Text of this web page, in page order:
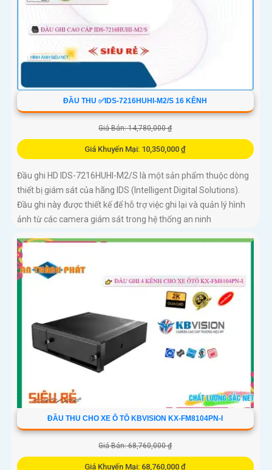
ĐẦU THU ✅IDS-7216HUHI-M2/S 16 KÊNH
Giá Bán: 14,780,000 ₫
Giá Khuyến Mại: 10,350,000 ₫
Đầu ghi HD IDS-7216HUHI-M2/S là một sản phẩm thuộc dòng
thiết bị giám sát của hãng IDS (Intelligent Digital Solutions).
Đầu ghi này được thiết kế để hỗ trợ việc ghi lại và quản lý hình
ảnh từ các camera giám sát trong hệ thống an ninh
ĐẦU THU CHO XE Ô TÔ KBVISION KX-FM8104PN-I
Giá Bán: 68,760,000 ₫
Giá Khuyến Mại: 68,760,000 ₫